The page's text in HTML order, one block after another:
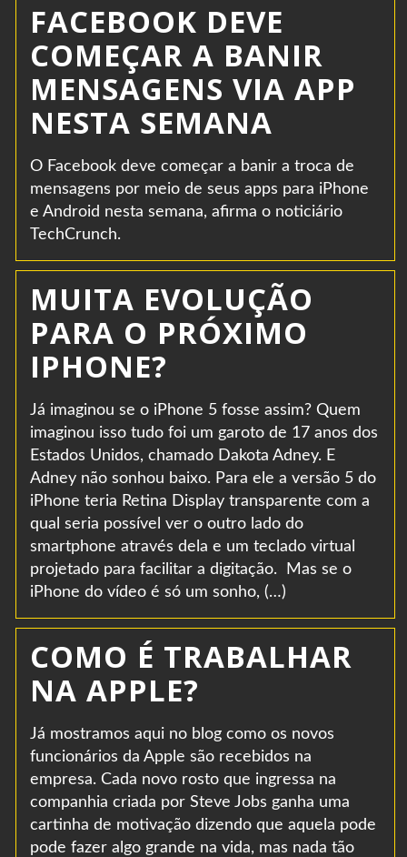
FACEBOOK DEVE
COMEÇAR A BANIR
MENSAGENS VIA APP
NESTA SEMANA
O Facebook deve começar a banir a troca de
mensagens por meio de seus apps para iPhone
e Android nesta semana, afirma o noticiário
TechCrunch.
MUITA EVOLUÇÃO
PARA O PRÓXIMO
IPHONE?
Já imaginou se o iPhone 5 fosse assim? Quem
imaginou isso tudo foi um garoto de 17 anos dos
Estados Unidos, chamado Dakota Adney. E
Adney não sonhou baixo. Para ele a versão 5 do
iPhone teria Retina Display transparente com a
qual seria possível ver o outro lado do
smartphone através dela e um teclado virtual
projetado para facilitar a digitação. Mas se o
iPhone do vídeo é só um sonho, (…)
COMO É TRABALHAR
NA APPLE?
Já mostramos aqui no blog como os novos
funcionários da Apple são recebidos na
empresa. Cada novo rosto que ingressa na
companhia criada por Steve Jobs ganha uma
cartinha de motivação dizendo que aquela pode
pode fazer algo grande na vida, mas nada tão